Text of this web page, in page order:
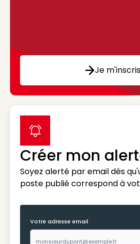
Je m'inscris
Créer mon
Soyez alerté par email dès
poste publié correspond à
label icon
Votre adresse email*